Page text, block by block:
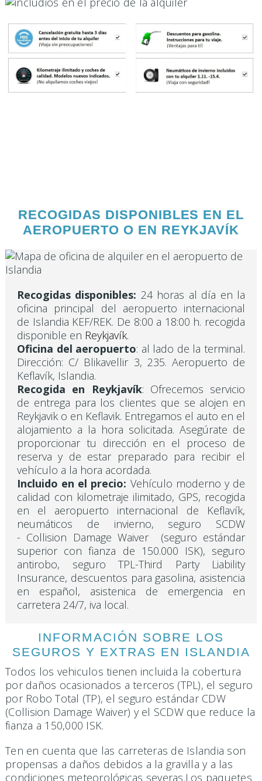
RECOGIDAS DISPONIBLES EN EL
AEROPUERTO O EN REYKJAVÍK
Recogidas disponibles: 24 horas al día en la
oficina principal del aeropuerto internacional
de Islandia KEF/REK. De 8:00 a 18:00 h. recogida
disponible en Reykjavík.
Oficina del aeropuerto: al lado de la terminal.
Dirección: C/ Blikavellir 3, 235. Aeropuerto de
Keflavík, Islandia.
Recogida en Reykjavík: Ofrecemos servicio
de entrega para los clientes que se alojen en
Reykjavik o en Keflavik. Entregamos el auto en el
alojamiento a la hora solicitada. Asegúrate de
proporcionar tu dirección en el proceso de
reserva y de estar preparado para recibir el
vehículo a la hora acordada.
Incluido en el precio: Vehículo moderno y de
calidad con kilometraje ilimitado, GPS, recogida
en el aeropuerto internacional de Keflavík,
neumáticos de invierno, seguro SCDW
- Collision Damage Waiver (seguro estándar
superior con fianza de 150.000 ISK), seguro
antirobo, seguro TPL-Third Party Liability
Insurance, descuentos para gasolina, asistencia
en español, asistenica de emergencia en
carretera 24/7, iva local.
INFORMACIÓN SOBRE LOS
SEGUROS Y EXTRAS EN ISLANDIA
Todos los vehiculos tienen incluida la cobertura
por daños ocasionados a terceros (TPL), el seguro
por Robo Total (TP), el seguro estándar CDW
(Collision Damage Waiver) y el SCDW que reduce la
fianza a 150,000 ISK.
Ten en cuenta que las carreteras de Islandia son
propensas a daños debidos a la gravilla y a las
condiciones meteorológicas severas.Los paquetes